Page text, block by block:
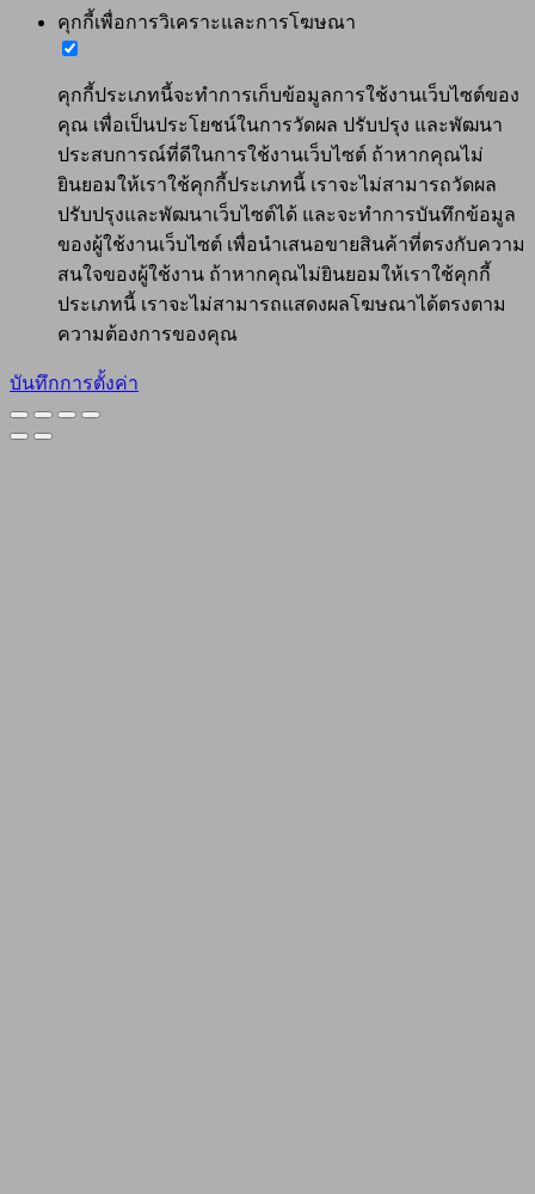
คุกกี้เพื่อการวิเคราะและการโฆษณา
คุกกี้ประเภทนี้จะทำการเก็บข้อมูลการใช้งานเว็บไซต์ของ
คุณ เพื่อเป็นประโยชน์ในการวัดผล ปรับปรุง และพัฒนา
ประสบการณ์ที่ดีในการใช้งานเว็บไซต์ ถ้าหากคุณไม่
ยินยอมให้เราใช้คุกกี้ประเภทนี้ เราจะไม่สามารถวัดผล
ปรับปรุงและพัฒนาเว็บไซต์ได้ และจะทำการบันทึกข้อมูล
ของผู้ใช้งานเว็บไซต์ เพื่อนำเสนอขายสินค้าที่ตรงกับความ
สนใจของผู้ใช้งาน ถ้าหากคุณไม่ยินยอมให้เราใช้คุกกี้
ประเภทนี้ เราจะไม่สามารถแสดงผลโฆษณาได้ตรงตาม
ความต้องการของคุณ
บันทึกการตั้งค่า